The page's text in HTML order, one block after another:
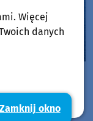
dzieckiem,
Więcej
danych
Zamknij okno